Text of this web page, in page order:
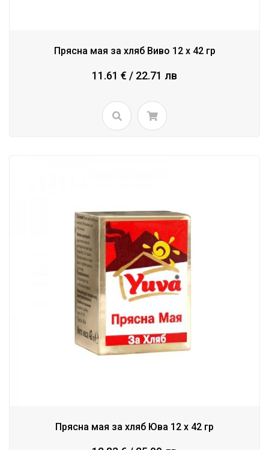
Прясна мая за хляб Виво 12 x 42 гр
11.61 € / 22.71 лв
Прясна мая за хляб Юва 12 x 42 гр